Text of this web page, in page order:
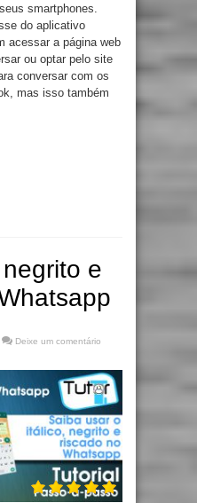
smartphones.
do aplicativo
acessar a página web
ou optar pelo site
conversar com os
mas isso também
e
Deixe um comentário